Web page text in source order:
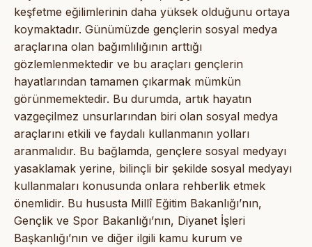
keşfetme eğilimlerinin daha yüksek olduğunu ortaya
koymaktadır. Günümüzde gençlerin sosyal medya
araçlarına olan bağımlılığının arttığı
gözlemlenmektedir ve bu araçları gençlerin
hayatlarından tamamen çıkarmak mümkün
görünmemektedir. Bu durumda, artık hayatın
vazgeçilmez unsurlarından biri olan sosyal medya
araçlarını etkili ve faydalı kullanmanın yolları
aranmalıdır. Bu bağlamda, gençlere sosyal medyayı
yasaklamak yerine, bilinçli bir şekilde sosyal medyayı
kullanmaları konusunda onlara rehberlik etmek
önemlidir. Bu hususta Millî Eğitim Bakanlığı’nın,
Gençlik ve Spor Bakanlığı’nın, Diyanet İşleri
Başkanlığı’nın ve diğer ilgili kamu kurum ve